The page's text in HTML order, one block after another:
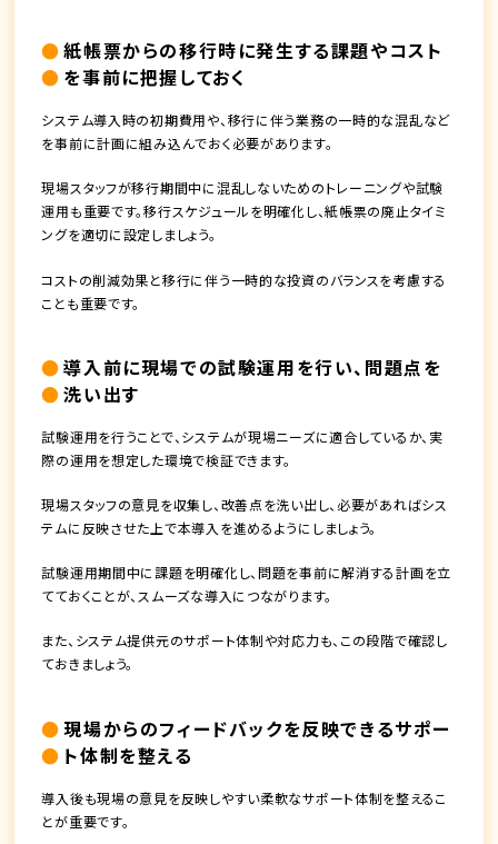
紙帳票からの移行時に発生する課題やコスト
を事前に把握しておく
システム導入時の初期費用や、移行に伴う業務の一時的な混乱など
を事前に計画に組み込んでおく必要があります。
現場スタッフが移行期間中に混乱しないためのトレーニングや試験
運用も重要です。移行スケジュールを明確化し、紙帳票の廃止タイミ
ングを適切に設定しましょう。
コストの削減効果と移行に伴う一時的な投資のバランスを考慮する
ことも重要です。
導入前に現場での試験運用を行い、問題点を
洗い出す
試験運用を行うことで、システムが現場ニーズに適合しているか、実
際の運用を想定した環境で検証できます。
現場スタッフの意見を収集し、改善点を洗い出し、必要があればシス
テムに反映させた上で本導入を進めるようにしましょう。
試験運用期間中に課題を明確化し、問題を事前に解消する計画を立
てておくことが、スムーズな導入につながります。
また、システム提供元のサポート体制や対応力も、この段階で確認し
ておきましょう。
現場からのフィードバックを反映できるサポー
ト体制を整える
導入後も現場の意見を反映しやすい柔軟なサポート体制を整えるこ
とが重要です。